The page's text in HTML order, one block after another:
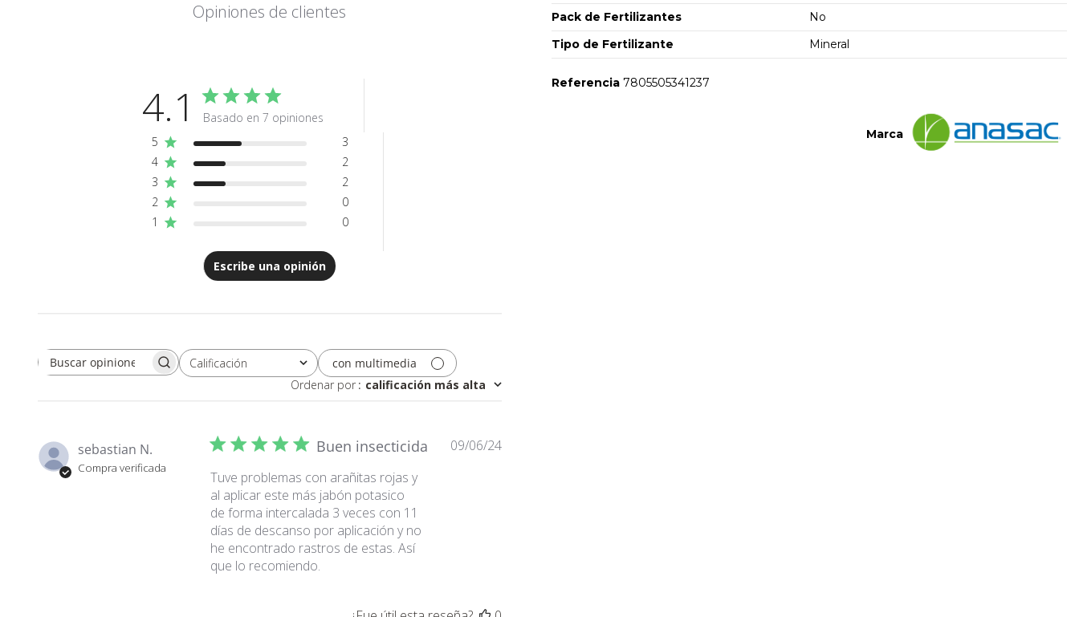
Opiniones de clientes
4.1
Basado en 7 opiniones
5
3
4
2
3
2
2
0
1
0
Escribe una opinión
Buscar opinionesCalificación
Todas las clasificaciones
con multimedia
Ordenar por : calificación más alta
sebastian N.
Compra verificada
Buen insecticida
Tuve problemas con arañitas rojas y
al aplicar este más jabón potasico
de forma intercalada 3 veces con 11
días de descanso por aplicación y no
he encontrado rastros de estas. Así
que lo recomiendo.
Fecha
09/06/24
Pack de Fertilizantes
No
Tipo de Fertilizante
Mineral
Marca
Referencia 7805505341237